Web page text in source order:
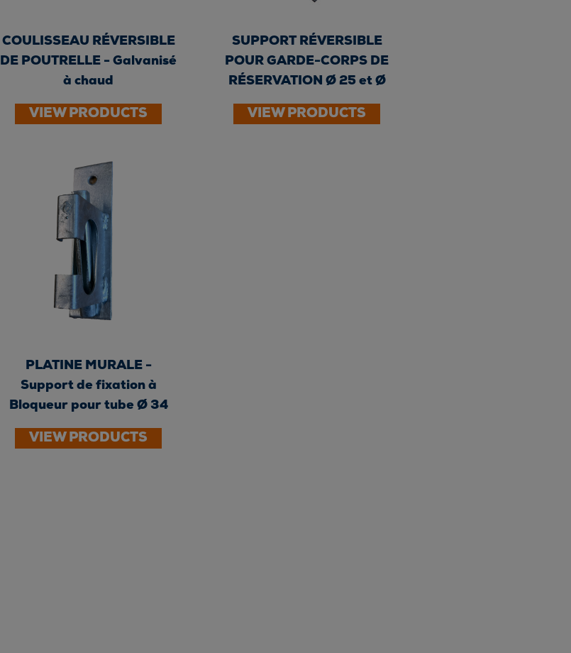
COULISSEAU RÉVERSIBLE
DE POUTRELLE - Galvanisé
à chaud
VIEW PRODUCTS
SUPPORT RÉVERSIBLE
POUR GARDE-CORPS DE
RÉSERVATION Ø 25 et Ø
40 -...
VIEW PRODUCTS
PLATINE MURALE -
Support de fixation à
Bloqueur pour tube Ø 34
mm -...
VIEW PRODUCTS